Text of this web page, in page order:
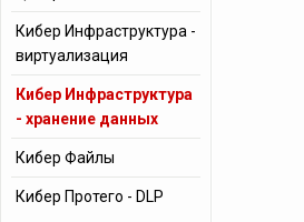
Кибер Инфраструктура -
виртуализация
Кибер Инфраструктура
- хранение данных
Кибер Файлы
Кибер Протего - DLP